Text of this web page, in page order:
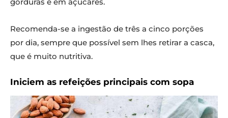
Recomenda-se a ingestão de três a cinco porções
por dia, sempre que possível sem lhes retirar a casca,
que é muito nutritiva.
Iniciem as refeições principais com sopa